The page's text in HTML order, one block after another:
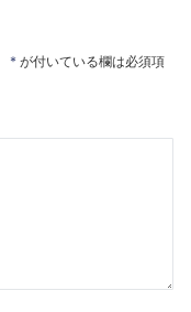
* が付いている欄は必須項